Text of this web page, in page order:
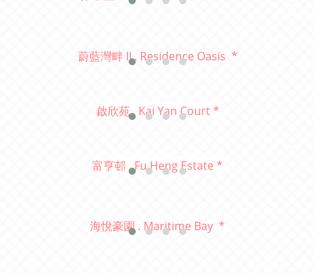
蔚藍灣畔 II . Residence Oasis *
啟欣苑 . Kai Yan Court *
富亨邨 . Fu Heng Estate *
海悅豪園 . Maritime Bay *